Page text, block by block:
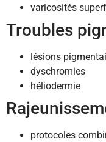
varicosités
Troubles
lésions
dyschromies
héliodermie
protocoles